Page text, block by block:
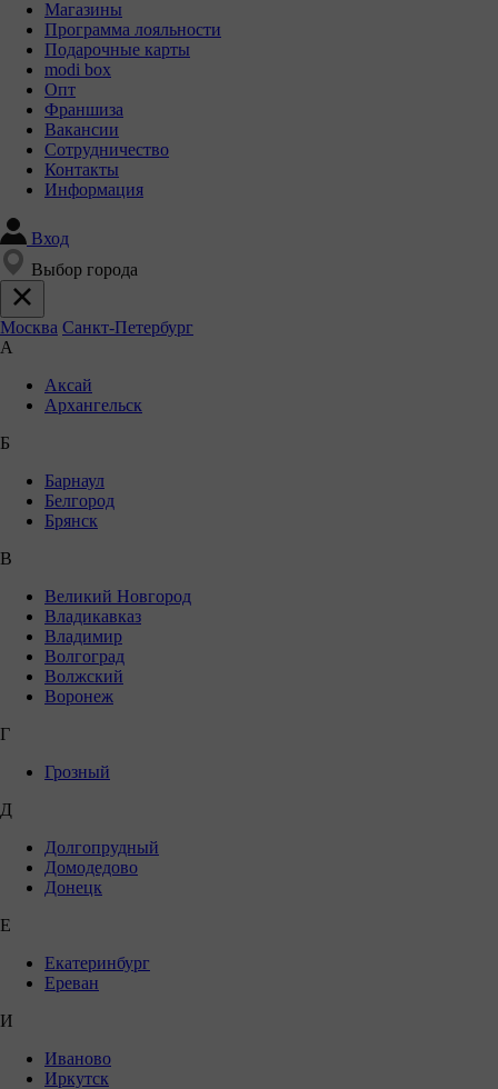
Магазины
Программа лояльности
Подарочные карты
modi box
Опт
Франшиза
Вакансии
Сотрудничество
Контакты
Информация
Вход
Выбор города
Москва Санкт-Петербург
А
Аксай
Архангельск
Б
Барнаул
Белгород
Брянск
В
Великий Новгород
Владикавказ
Владимир
Волгоград
Волжский
Воронеж
Г
Грозный
Д
Долгопрудный
Домодедово
Донецк
Е
Екатеринбург
Ереван
И
Иваново
Иркутск